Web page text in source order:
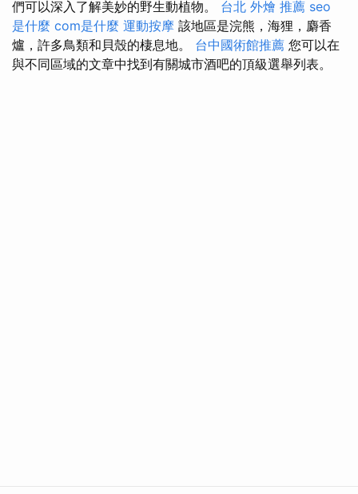
們可以深入了解美妙的野生動植物。 台北 外燴 推薦 seo
是什麼 com是什麼 運動按摩 該地區是浣熊，海狸，麝香
爐，許多鳥類和貝殼的棲息地。 台中國術館推薦 您可以在
與不同區域的文章中找到有關城市酒吧的頂級選舉列表。